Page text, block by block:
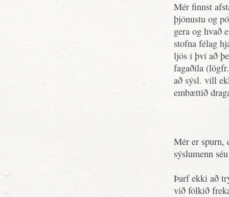
Mér finnst
þjónustu og
gera og hvað
stofna félag
ljós í því að
fagaðila
að sýsl. vill
embættið
Mér er spurn,
sýslumenn
Þarf ekki að
við fólkið